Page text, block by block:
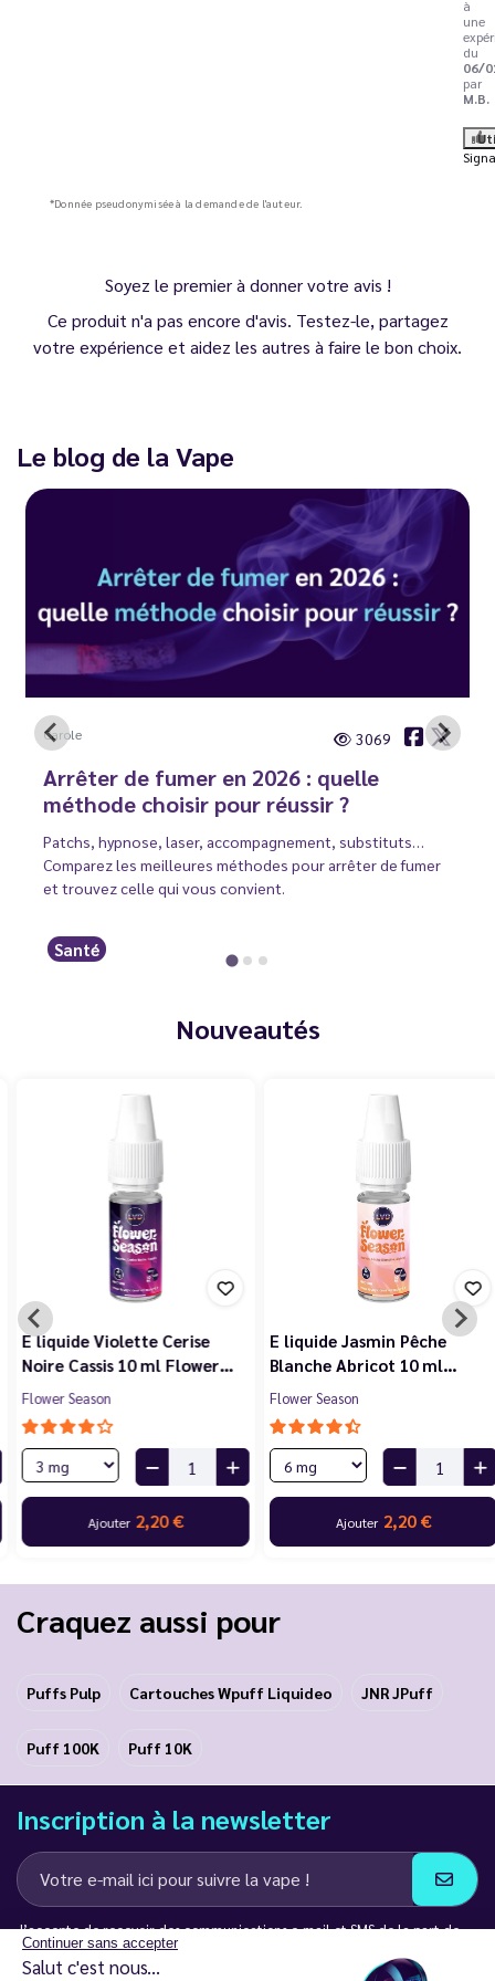
Continuer sans accepter
Salut c'est nous...
à
une
du
06/
par
M.B.
*Donnée pseudonymisée à la demande de l'auteur.
Soyez le premier à donner votre avis !
Ce produit n'a pas encore d'avis. Testez-le, partagez
votre expérience et aidez les autres à faire le bon choix.
Le blog de la Vape
Carole 3069
Arrêter de fumer en 2026 : quelle
méthode choisir pour réussir ?
Patchs, hypnose, laser, accompagnement, substituts…
Comparez les meilleures méthodes pour arrêter de fumer
et trouvez celle qui vous convient.
Santé
Nouveautés
E liquide Violette Cerise
Noire Cassis 10 ml Flower…
Flower Season
Ajouter2,20 €
E liquide Jasmin Pêche
Blanche Abricot 10 ml…
Flower Season
Ajouter2,20 €
Craquez aussi pour
Puffs Pulp Cartouches Wpuff Liquideo JNR JPuff
Puff 100K Puff 10K
Inscription à la newsletter
J’accepte de recevoir des communications e-mail et SMS de la part de
LD Groupe